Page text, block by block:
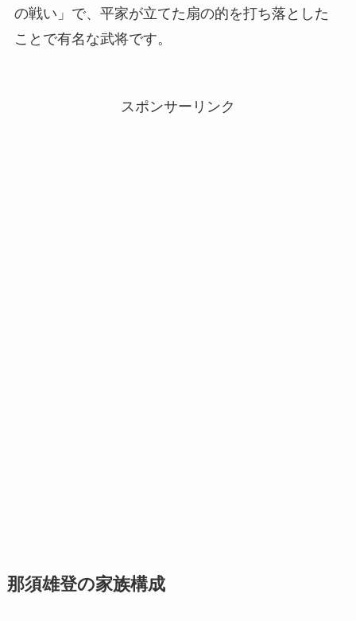
の戦い」で、平家が立てた扇の的を打ち落とした
ことで有名な武将です。
スポンサーリンク
那須雄登の家族構成